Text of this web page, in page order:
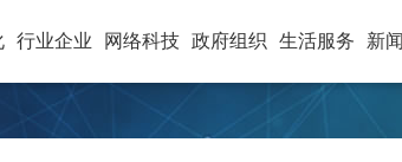
行业企业 网络科技 政府组织 生活服务 新